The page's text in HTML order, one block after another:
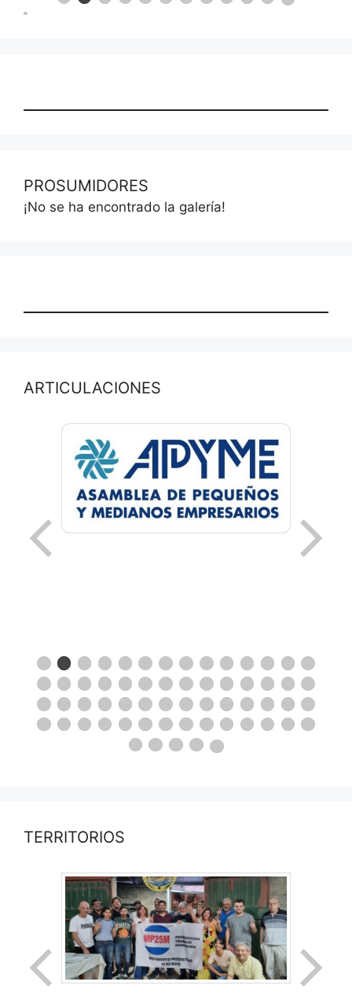
PROSUMIDORES
¡No se ha encontrado la galería!
ARTICULACIONES
TERRITORIOS